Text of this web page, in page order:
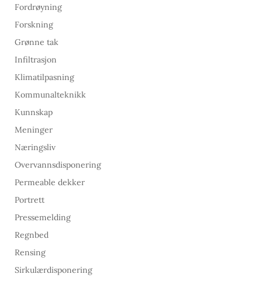
Fordrøyning
Forskning
Grønne tak
Infiltrasjon
Klimatilpasning
Kommunalteknikk
Kunnskap
Meninger
Næringsliv
Overvannsdisponering
Permeable dekker
Portrett
Pressemelding
Regnbed
Rensing
Sirkulærdisponering